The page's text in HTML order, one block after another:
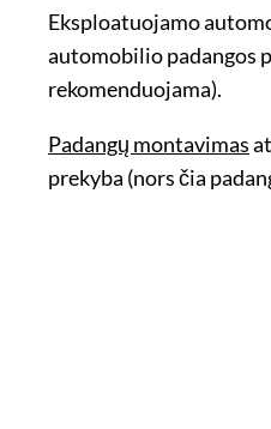
Eksploatuojamo
automobilio padangos
rekomenduojama).
Padangų montavimas
prekyba (nors čia